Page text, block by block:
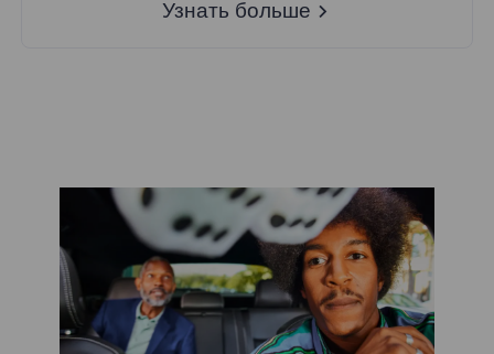
Узнать больше